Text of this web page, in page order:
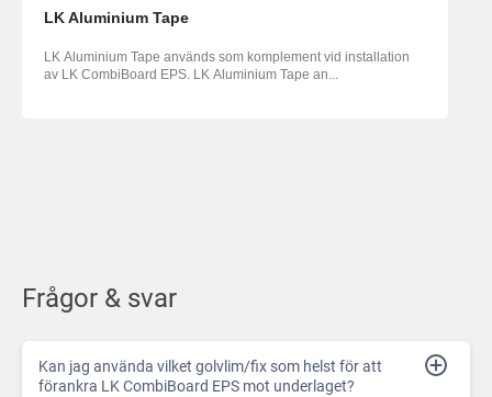
LK Aluminium Tape
LK Aluminium Tape används som komplement vid installation
av LK CombiBoard EPS. LK Aluminium Tape an...
Frågor & svar
Kan jag använda vilket golvlim/fix som helst för att
förankra LK CombiBoard EPS mot underlaget?